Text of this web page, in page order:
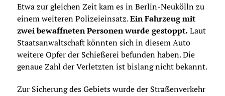
Etwa zur gleichen Zeit kam es in Berlin-Neukölln zu
einem weiteren Polizeieinsatz.Ein Fahrzeug mit
zwei bewaffneten Personen wurde gestoppt. Laut
Staatsanwaltschaft könnten sich in diesem Auto
weitere Opfer der Schießerei befunden haben. Die
genaue Zahl der Verletzten ist bislang nicht bekannt.
Zur Sicherung des Gebiets wurde der Straßenverkehr